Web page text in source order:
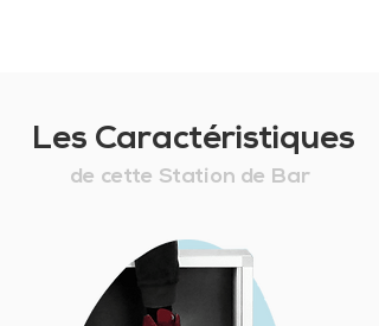
Les Caractéristiques
de cette Station de Bar